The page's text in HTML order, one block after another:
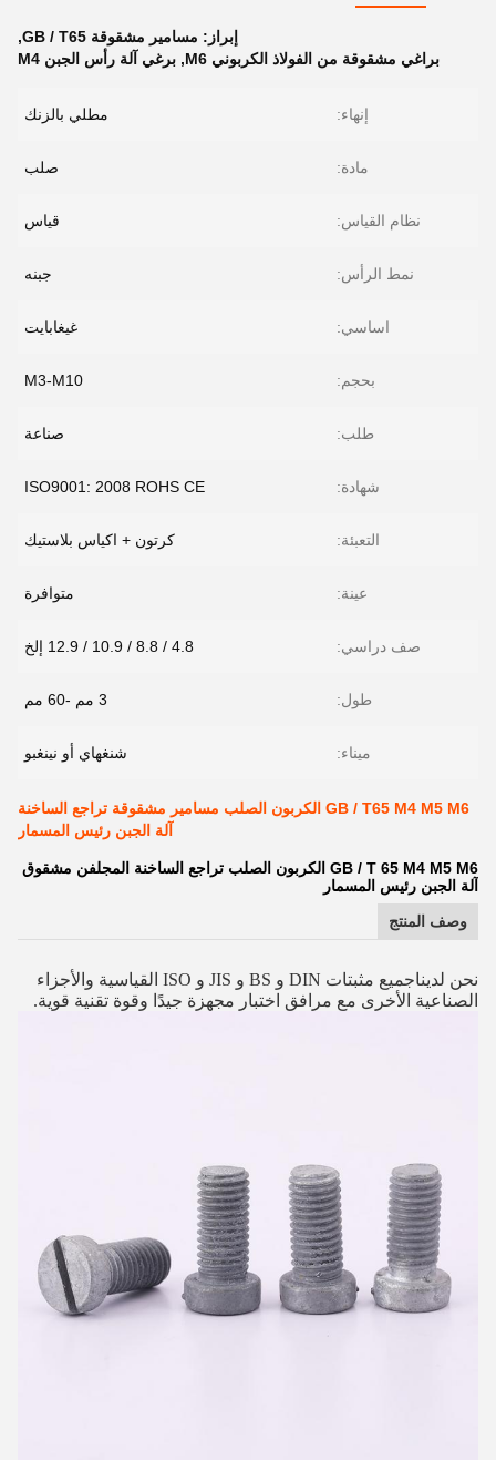
إبراز: مسامير مشقوقة GB / T65
,
براغي مشقوقة من الفولاذ الكربوني M6
, برغي آلة رأس الجبن M4
إنهاء: مطلي بالزنك
مادة: صلب
نظام القياس: قياس
نمط الرأس: جبنه
اساسي: غيغابايت
بحجم: M3-M10
طلب: صناعة
شهادة: ISO9001: 2008 ROHS CE
التعبئة: كرتون + اكياس بلاستيك
عينة: متوافرة
صف دراسي: 4.8 / 8.8 / 10.9 / 12.9 إلخ
طول: 3 مم -60 مم
ميناء: شنغهاي أو نينغبو
GB / T65 M4 M5 M6 الكربون الصلب مسامير مشقوقة تراجع الساخنة
آلة الجبن رئيس المسمار
GB / T 65 M4 M5 M6 الكربون الصلب تراجع الساخنة المجلفن مشقوق
آلة الجبن رئيس المسمار
وصف المنتج
نحن لدينا
جميع مثبتات DIN و BS و JIS و ISO القياسية والأجزاء
الصناعية الأخرى مع مرافق اختبار مجهزة جيدًا وقوة تقنية قوية.